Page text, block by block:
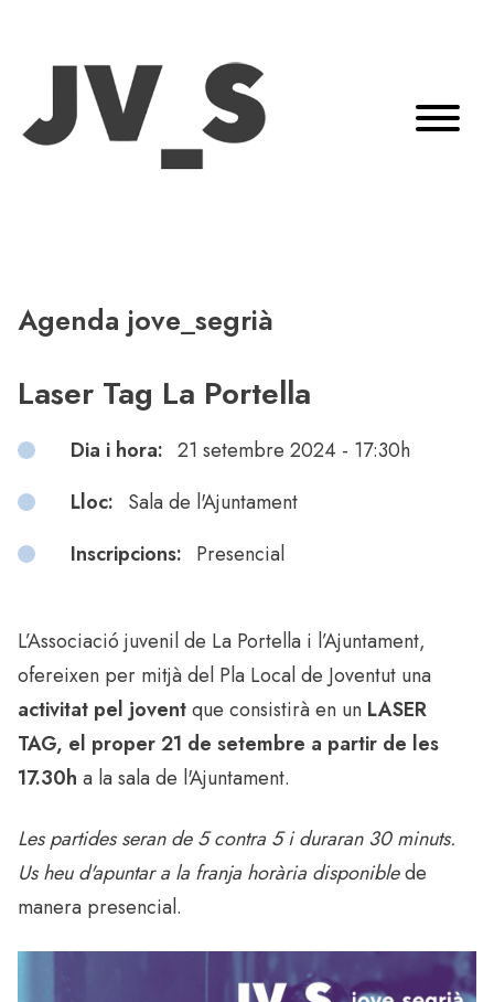
Agenda jove_segrià
Laser Tag La Portella
Dia i hora: 21 setembre 2024 - 17:30h
Lloc: Sala de l'Ajuntament
Inscripcions: Presencial
L’Associació juvenil de La Portella i l’Ajuntament,
ofereixen per mitjà del Pla Local de Joventut una
activitat pel joventque consistirà en un LASER
TAG, el proper 21 de setembre a partir de les
17.30h a la sala de l'Ajuntament.
Les partides seran de 5 contra 5 i duraran 30 minuts.
Us heu d'apuntar a la franja horària disponiblede
manera presencial.